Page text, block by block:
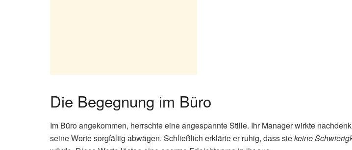
Die Begegnung im Büro
Im Büro angekommen, herrschte eine angespannte Stille. Ihr Manager wirkte
seine Worte sorgfältig abwägen. Schließlich erklärte er ruhig, dass siekeine